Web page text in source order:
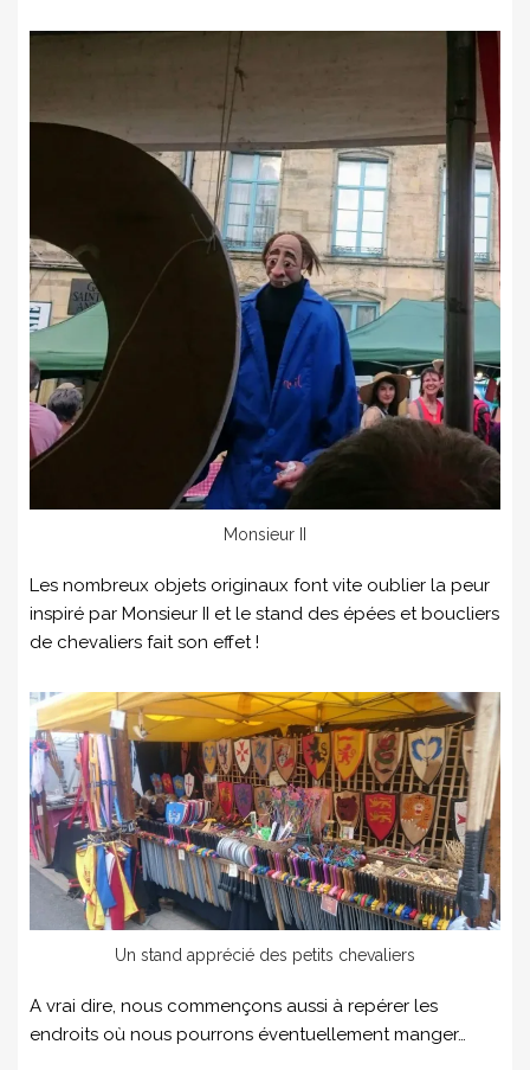
Monsieur II
Les nombreux objets originaux font vite oublier la peur
inspiré par Monsieur II et le stand des épées et boucliers
de chevaliers fait son effet !
Un stand apprécié des petits chevaliers
A vrai dire, nous commençons aussi à repérer les
endroits où nous pourrons éventuellement manger…